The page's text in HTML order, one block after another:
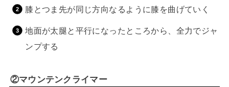
膝とつま先が同じ方向なるように膝を曲げていく
地面が太腿と平行になったところから、全力でジャ
ンプする
②マウンテンクライマー